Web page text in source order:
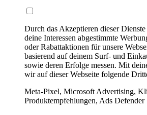
Durch das Akzeptieren dieser
deine Interessen abgestimmte
oder Rabattaktionen für unsere
basierend auf deinem Surf- und
sowie deren Erfolge messen. Mit
wir auf dieser Webseite folgende
Meta-Pixel, Microsoft Advertising,
Produktempfehlungen, Ads Defender